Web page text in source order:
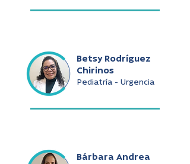
Betsy Rodríguez
Chirinos
Pediatría - Urgencia
Bárbara Andrea